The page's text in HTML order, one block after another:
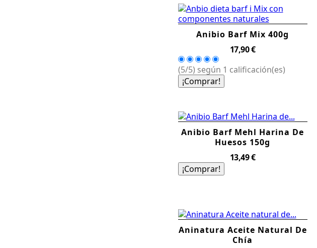
Anibio Barf Mix 400g
Precio
17,90 €
(5/5) según 1 calificación(es)
¡Comprar!
Anibio Barf Mehl Harina De
Huesos 150g
Precio
13,49 €
¡Comprar!
Aninatura Aceite Natural De
Chía